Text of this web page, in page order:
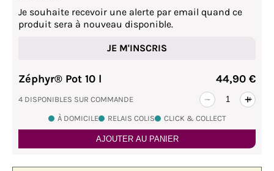
Je souhaite recevoir une alerte par email quand ce
produit sera à nouveau disponible.
JE M'INSCRIS
Zéphyr® Pot 10 l
4 DISPONIBLES SUR COMMANDE - +
44,90 €
À DOMICILE RELAIS COLIS CLICK & COLLECT
AJOUTER AU PANIER